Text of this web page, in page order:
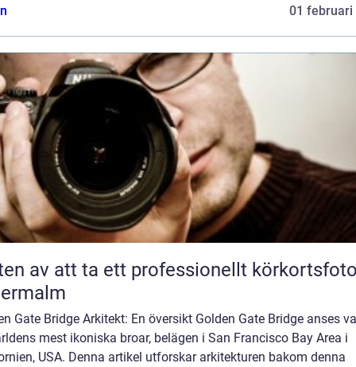
01 februari
av att ta ett professionellt
Gate Bridge Arkitekt: En översikt Golden Gate Bridge anses
mest ikoniska broar, belägen i San Francisco Bay Area i
USA. Denna artikel utforskar arkitekturen bakom denna